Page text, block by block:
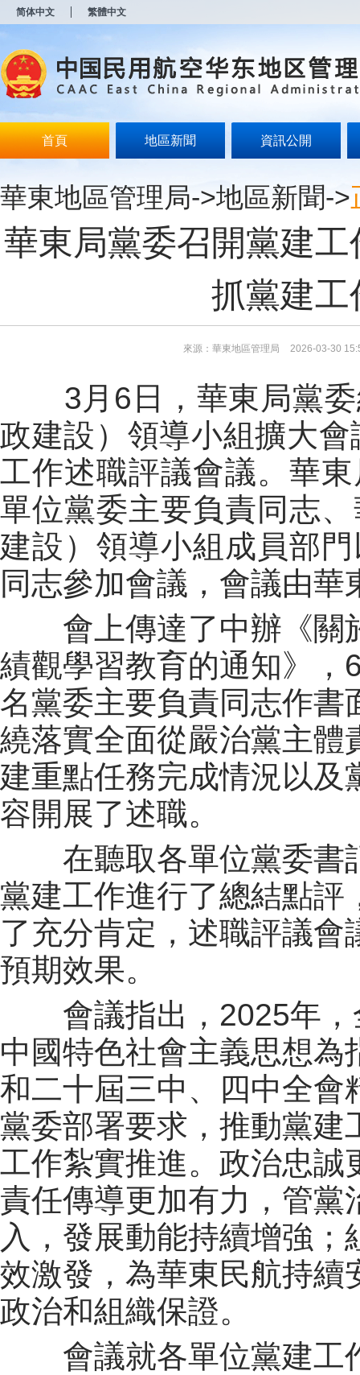
简体中文 繁體中文
首頁 地區新聞 資訊公開
華東地區管理局->地區新聞->
華東局黨委召開黨建
抓黨建
來源：華東地區管理局 2026-03-30
3月6日，華東局黨委
政建設）領導小組擴大
工作述職評議會議。華
單位黨委主要負責同志
建設）領導小組成員部
同志參加會議，會議由
會上傳達了中辦《關
績觀學習教育的通知》，
名黨委主要負責同志作書
繞落實全面從嚴治黨主體
建重點任務完成情況以及
容開展了述職。
在聽取各單位黨委書
黨建工作進行了總結點評
了充分肯定，述職評議
預期效果。
會議指出，2025年，
中國特色社會主義思想
和二十屆三中、四中全會
黨委部署要求，推動黨建
工作紮實推進。政治忠誠
責任傳導更加有力，管黨
入，發展動能持續增強
效激發，為華東民航持續
政治和組織保證。
會議就各單位黨建工
开
无
障
说
明
Alt
加
浪
键
模